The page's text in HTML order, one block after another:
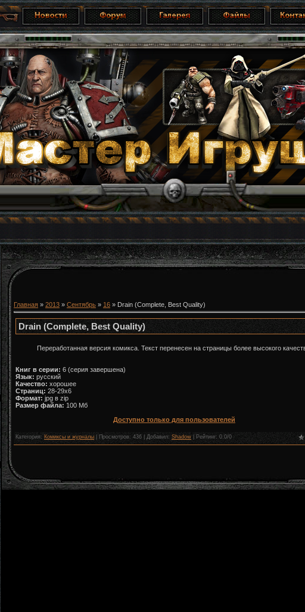
Главная » 2013 » Сентябрь » 16 » Drain (Complete, Best Quality)
Drain (Complete, Best Quality)
Переработанная версия комикса. Текст перенесен на страницы более высокого
Книг в серии: 6 (серия завершена)
Язык: русский
Качество: хорошее
Страниц: 28-29х6
Формат: jpg в zip
Размер файла: 100 Мб
Доступно только для пользователей
Категория : Комиксы и журналы Просмотров: 436 | Добавил: Shadow Рейтинг: 0.0/0